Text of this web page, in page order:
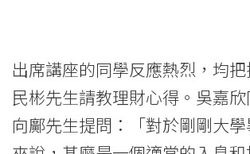
院
消
出席講座的同學反應熱烈，均
民彬先生請教理財心得。吳嘉
向鄺先生提問：「對於剛剛大